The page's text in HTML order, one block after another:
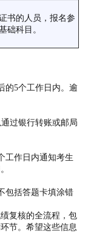
书的人员，报名参
础科目。
的5个工作日内。逾
过银行转账或邮局
工作日内通知考生
包括答题卡填涂错
复核的全流程，包
节。希望这些信息